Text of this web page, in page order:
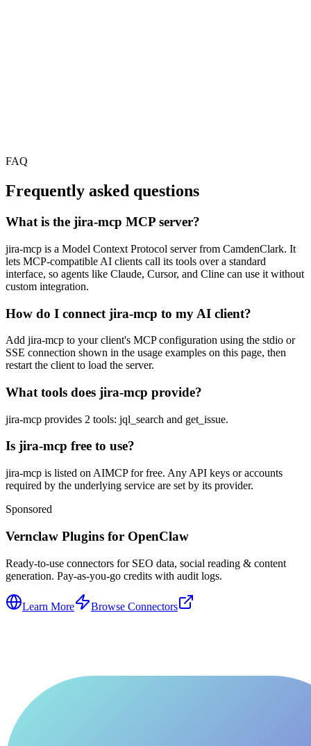
FAQ
Frequently asked questions
What is the jira-mcp MCP server?
jira-mcp is a Model Context Protocol server from CamdenClark. It
lets MCP-compatible AI clients call its tools over a standard
interface, so agents like Claude, Cursor, and Cline can use it without
custom integration.
How do I connect jira-mcp to my AI client?
Add jira-mcp to your client's MCP configuration using the stdio or
SSE connection shown in the usage examples on this page, then
restart the client to load the server.
What tools does jira-mcp provide?
jira-mcp provides 2 tools: jql_search and get_issue.
Is jira-mcp free to use?
jira-mcp is listed on AIMCP for free. Any API keys or accounts
required by the underlying service are set by its provider.
Sponsored
Vernclaw Plugins for OpenClaw
Ready-to-use connectors for SEO data, social reading & content
generation. Pay-as-you-go credits with audit logs.
Learn More Browse Connectors